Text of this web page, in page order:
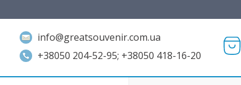
info@greatsouvenir.com.ua
+38050 204-52-95; +38050 418-16-20